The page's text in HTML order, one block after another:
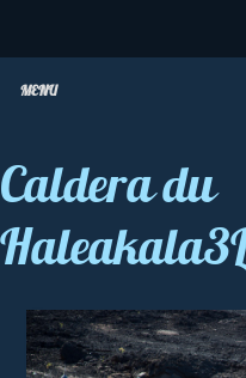
MENU
Caldera du